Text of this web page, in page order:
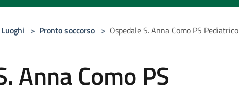
Luoghi > Pronto soccorso > Ospedale S. Anna Como PS Pediatrico
Anna Como PS